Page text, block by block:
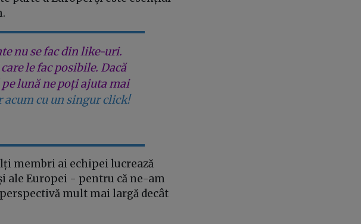
nu se fac din like-uri.
le fac posibile. Dacă
lună ne poți ajuta mai
acum cu un singur click!
membri ai echipei lucrează
ale Europei - pentru că ne-am
mult mai largă decât